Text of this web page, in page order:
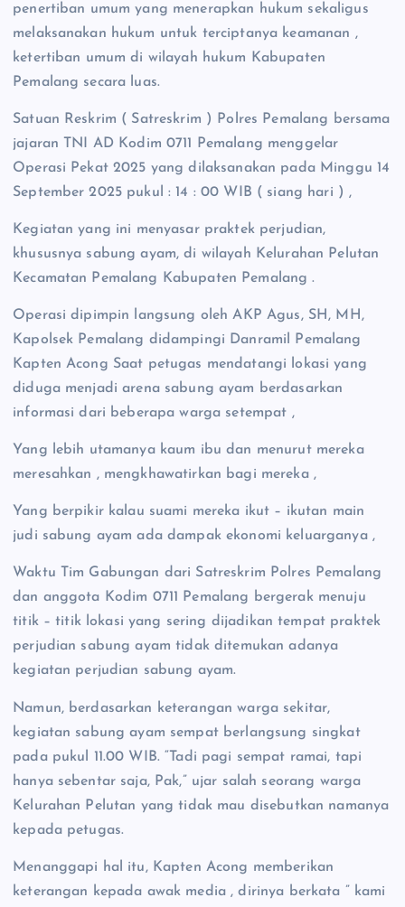
penertiban umum yang menerapkan hukum sekaligus
melaksanakan hukum untuk terciptanya keamanan ,
ketertiban umum di wilayah hukum Kabupaten
Pemalang secara luas.
Satuan Reskrim ( Satreskrim ) Polres Pemalang bersama
jajaran TNI AD Kodim 0711 Pemalang menggelar
Operasi Pekat 2025 yang dilaksanakan pada Minggu 14
September 2025 pukul : 14 : 00 WIB ( siang hari ) ,
Kegiatan yang ini menyasar praktek perjudian,
khususnya sabung ayam, di wilayah Kelurahan Pelutan
Kecamatan Pemalang Kabupaten Pemalang .
Operasi dipimpin langsung oleh AKP Agus, SH, MH,
Kapolsek Pemalang didampingi Danramil Pemalang
Kapten Acong Saat petugas mendatangi lokasi yang
diduga menjadi arena sabung ayam berdasarkan
informasi dari beberapa warga setempat ,
Yang lebih utamanya kaum ibu dan menurut mereka
meresahkan , mengkhawatirkan bagi mereka ,
Yang berpikir kalau suami mereka ikut – ikutan main
judi sabung ayam ada dampak ekonomi keluarganya ,
Waktu Tim Gabungan dari Satreskrim Polres Pemalang
dan anggota Kodim 0711 Pemalang bergerak menuju
titik – titik lokasi yang sering dijadikan tempat praktek
perjudian sabung ayam tidak ditemukan adanya
kegiatan perjudian sabung ayam.
Namun, berdasarkan keterangan warga sekitar,
kegiatan sabung ayam sempat berlangsung singkat
pada pukul 11.00 WIB. “Tadi pagi sempat ramai, tapi
hanya sebentar saja, Pak,” ujar salah seorang warga
Kelurahan Pelutan yang tidak mau disebutkan namanya
kepada petugas.
Menanggapi hal itu, Kapten Acong memberikan
keterangan kepada awak media , dirinya berkata ” kami